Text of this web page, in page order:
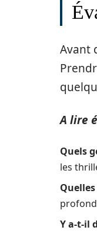
Avant
A lire
Quels
les
Y a-t-il